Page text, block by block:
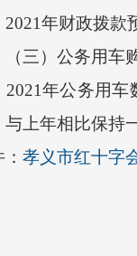
年财政拨款预
）公务用车购
年公务用车数
与上年相比保持
孝义市红十字